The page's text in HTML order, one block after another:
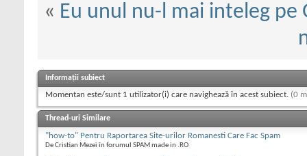
« Eu unul nu-l mai inteleg pe
Informații subiect
Momentan este/sunt 1 utilizator(i) care navighează în acest subiect. (0
Thread-uri Similare
"how-to" Pentru Raportarea Site-urilor Romanesti Care Fac Spam
De Cristian Mezei în forumul SPAM made in .RO